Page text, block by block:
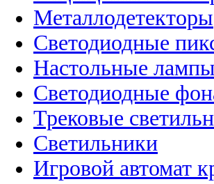
Металлодетекторы
Светодиодные
Настольные лампы
Светодиодные
Трековые
Светильники
Игровой автомат